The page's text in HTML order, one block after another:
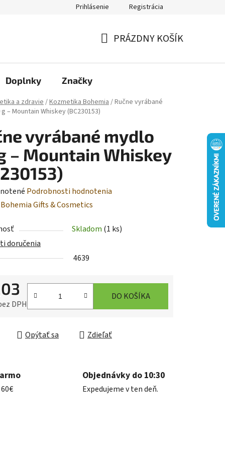
Prihlásenie Registrácia
PRÁZDNY KOŠÍK
Doplnky Značky
a zdravie/Kozmetika Bohemia/Ručne vyrábané
– Mountain Whiskey (BC230153)
vyrábané mydlo
– Mountain Whiskey
Podrobnosti hodnotenia
Bohemia Gifts & Cosmetics
Skladom (1 ks)
doručenia
4639
DPH
DO KOŠÍKA
Opýtať sa Zdieľať
Objednávky do 10:30
Expedujeme v ten deň.